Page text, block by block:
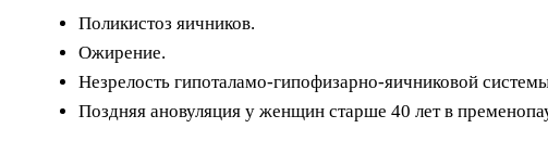
Поликистоз яичников.
Ожирение.
Незрелость гипоталамо-гипофизарно-яичниковой
Поздняя ановуляция у женщин старше 40 лет в